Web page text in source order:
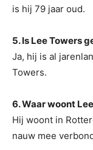
is hij 79 jaar oud.
5. Is Lee Towers
Ja, hij is al
Towers.
6. Waar woont
Hij woont in
nauw mee